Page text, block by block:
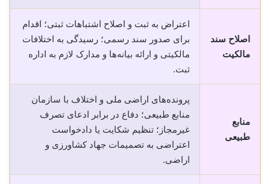
اصلاح سند
مالکیت
اعتراض به ثبت و اصلاح اشتباهات ثبتی؛ اقدام
برای صدور سند رسمی؛ رسیدگی به اختلافات
مالکیتی و ارائه بیانه‌ها و مدارک لازم به اداره
ثبت.
منابع
طبیعی
پرونده‌های اراضی ملی و اختلاف با سازمان
منابع طبیعی؛ دفاع در برابر ادعای تصرف
غیرمجاز؛ تنظیم شکایت یا دادخواست
اعتراضی به تصمیمات جهاد کشاورزی و
اراضی.